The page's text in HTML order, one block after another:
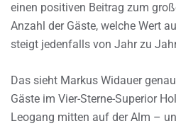
einen positiven Beitrag zum
Anzahl der Gäste, welche Wert
steigt jedenfalls von Jahr zu
Das sieht Markus Widauer
Gäste im Vier-Sterne-Superior
Leogang mitten auf der Alm –